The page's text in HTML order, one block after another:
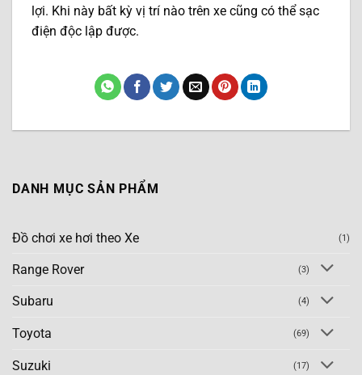
lợi. Khi này bất kỳ vị trí nào trên xe cũng có thể sạc
điện độc lập được.
DANH MỤC SẢN PHẨM
Đồ chơi xe hơi theo Xe (1)
Range Rover (3)
Subaru (4)
Toyota (69)
Suzuki (17)